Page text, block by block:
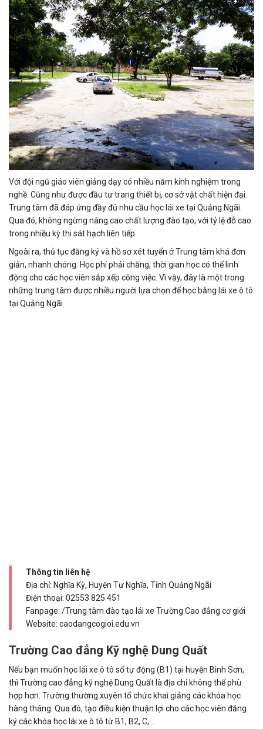
Với đội ngũ giáo viên giảng dạy có nhiều năm kinh nghiệm trong
nghề. Cũng như được đầu tư trang thiết bị, cơ sở vật chất hiện đại.
Trung tâm đã đáp ứng đầy đủ nhu cầu học lái xe tại Quảng Ngãi.
Qua đó, không ngừng nâng cao chất lượng đào tạo, với tỷ lệ đỗ cao
trong nhiều kỳ thi sát hạch liên tiếp.
Ngoài ra, thủ tục đăng ký và hồ sơ xét tuyển ở Trung tâm khá đơn
giản, nhanh chóng. Học phí phải chăng, thời gian học có thể linh
động cho các học viên sắp xếp công việc. Vì vậy, đây là một trong
những trung tâm được nhiều người lựa chọn để học bằng lái xe ô tô
tại Quảng Ngãi.
Thông tin liên hệ
Địa chỉ: Nghĩa Kỳ, Huyện Tư Nghĩa, Tỉnh Quảng Ngãi
Điện thoại: 02553 825 451
Fanpage: /Trung tâm đào tạo lái xe Trường Cao đẳng cơ giới
Website: caodangcogioi.edu.vn
Trường Cao đẳng Kỹ nghệ Dung Quất
Nếu bạn muốn học lái xe ô tô số tự động (B1) tại huyện Bình Sơn,
thì Trường cao đẳng kỹ nghệ Dung Quất là địa chỉ không thể phù
hợp hơn. Trường thường xuyên tổ chức khai giảng các khóa học
hàng tháng. Qua đó, tạo điều kiện thuận lợi cho các học viên đăng
ký các khóa học lái xe ô tô từ B1, B2, C,…